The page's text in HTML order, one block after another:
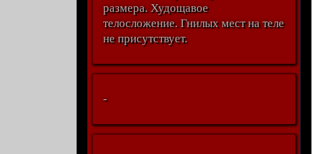
размера. Худощавое
телосложение. Гнилых мест на теле
не присутствует.
-